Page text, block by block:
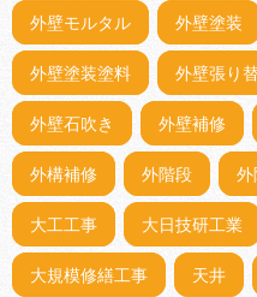
外壁モルタル 外壁塗装
外壁塗装塗料 外壁張り
外壁石吹き 外壁補修
外構補修 外階段 外
大工工事 大日技研工業
大規模修繕工事 天井